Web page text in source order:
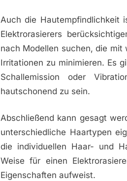
Auch die Hautempfindlichkeit
Elektrorasierers
nach Modellen suchen, die mit
Irritationen zu minimieren. Es
Schallemission oder
hautschonend zu sein.
Abschließend kann gesagt
unterschiedliche Haartypen
die individuellen Haar- und
Weise für einen
Eigenschaften aufweist.